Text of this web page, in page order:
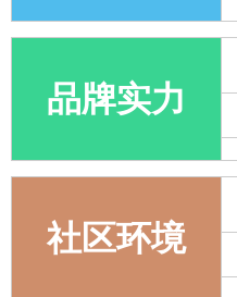
品牌实力
社区环境